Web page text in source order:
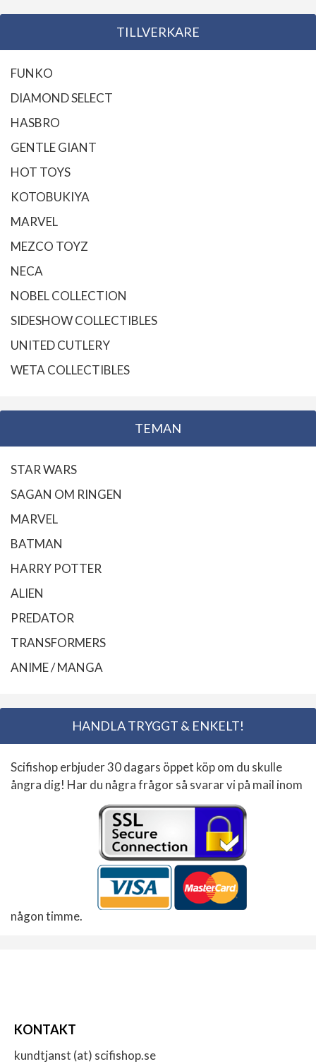
TILLVERKARE
FUNKO
DIAMOND SELECT
HASBRO
GENTLE GIANT
HOT TOYS
KOTOBUKIYA
MARVEL
MEZCO TOYZ
NECA
NOBEL COLLECTION
SIDESHOW COLLECTIBLES
UNITED CUTLERY
WETA COLLECTIBLES
TEMAN
STAR WARS
SAGAN OM RINGEN
MARVEL
BATMAN
HARRY POTTER
ALIEN
PREDATOR
TRANSFORMERS
ANIME / MANGA
HANDLA TRYGGT & ENKELT!
Scifishop erbjuder 30 dagars öppet köp om du skulle
ångra dig! Har du några frågor så svarar vi på mail inom
någon timme.
KONTAKT
kundtjanst (at) scifishop.se